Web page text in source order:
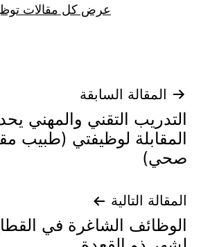
عرض كل مقالات
تصفّح
المقالات
المقالة السابقة
التدريب التقني والمهني
المقابلة لوظيفتي (طبيب
صحي)
المقالة التالية
الوظائف الشاغرة في